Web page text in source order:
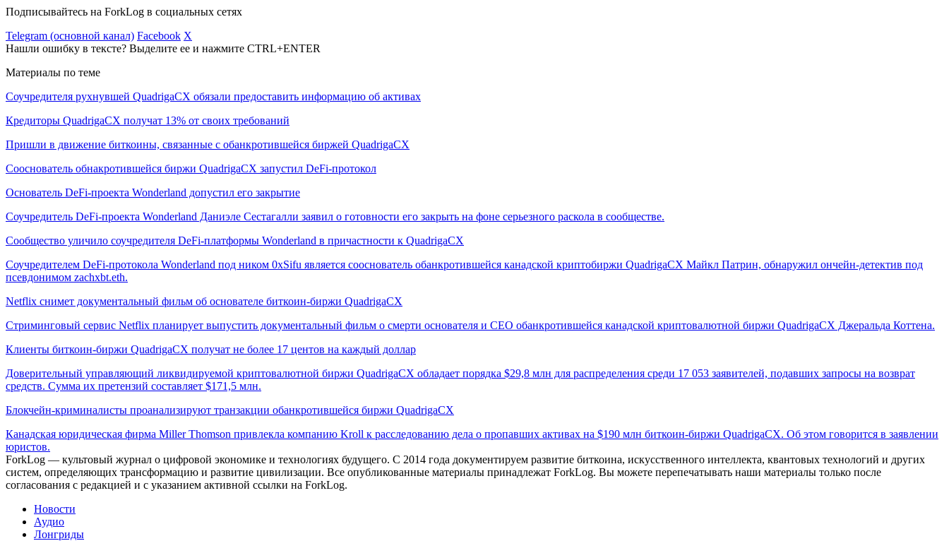
Подписывайтесь на ForkLog в социальных сетях
Telegram (основной канал) Facebook X
Нашли ошибку в тексте? Выделите ее и нажмите CTRL+ENTER
Материалы по теме
Соучредителя рухнувшей QuadrigaCX обязали предоставить информацию об активах
Кредиторы QuadrigaCX получат 13% от своих требований
Пришли в движение биткоины, связанные с обанкротившейся биржей QuadrigaCX
Сооснователь обнакротившейся биржи QuadrigaCX запустил DeFi-протокол
Основатель DeFi-проекта Wonderland допустил его закрытие
Соучредитель DeFi-проекта Wonderland Даниэле Сестагалли заявил о готовности его закрыть на фоне серьезного раскола в сообществе.
Сообщество уличило соучредителя DeFi-платформы Wonderland в причастности к QuadrigaCX
Соучредителем DeFi-протокола Wonderland под ником 0xSifu является сооснователь обанкротившейся канадской криптобиржи QuadrigaCX Майкл Патрин, обнаружил ончейн-детектив под
псевдонимом zachxbt.eth.
Netflix снимет документальный фильм об основателе биткоин-биржи QuadrigaCX
Стриминговый сервис Netflix планирует выпустить документальный фильм о смерти основателя и CEO обанкротившейся канадской криптовалютной биржи QuadrigaCX Джеральда Коттена.
Клиенты биткоин-биржи QuadrigaCX получат не более 17 центов на каждый доллар
Доверительный управляющий ликвидируемой криптовалютной биржи QuadrigaCX обладает порядка $29,8 млн для распределения среди 17 053 заявителей, подавших запросы на возврат
средств. Сумма их претензий составляет $171,5 млн.
Блокчейн-криминалисты проанализируют транзакции обанкротившейся биржи QuadrigaCX
Канадская юридическая фирма Miller Thomson привлекла компанию Kroll к расследованию дела о пропавших активах на $190 млн биткоин-биржи QuadrigaCX. Об этом говорится в заявлении
юристов.
ForkLog — культовый журнал о цифровой экономике и технологиях будущего. С 2014 года документируем развитие биткоина, искусственного интеллекта, квантовых технологий и других
систем, определяющих трансформацию и развитие цивилизации. Все опубликованные материалы принадлежат ForkLog. Вы можете перепечатывать наши материалы только после
согласования с редакцией и с указанием активной ссылки на ForkLog.
Новости
Аудио
Лонгриды